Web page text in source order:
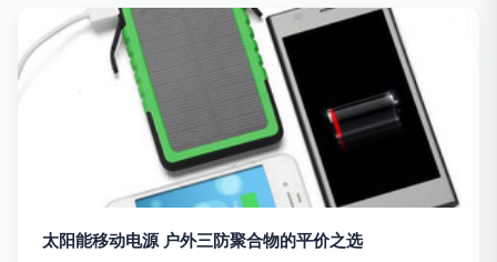
太阳能移动电源 户外三防聚合物的平价之选